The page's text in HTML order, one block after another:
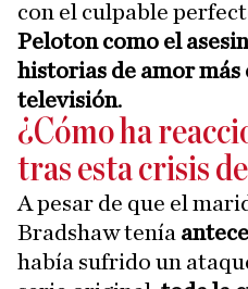
con el culpable
Peloton como el
historias de amor más
televisión.
¿Cómo ha
tras esta crisis
A pesar de que el
Bradshaw tenía
había sufrido un